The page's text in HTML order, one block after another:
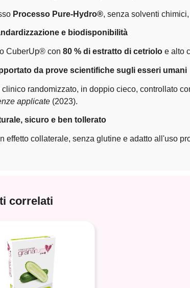
Processo Pure-Hydro®, senza solventi
e biodisponibilità
CuberUp® con 80 % di estratto di cetriolo e alto
da prove scientifiche sugli esseri umani
clinico randomizzato, in doppio cieco, controllato
applicate (2023).
sicuro e ben tollerato
effetto collaterale, senza glutine e adatto all'uso
correlati